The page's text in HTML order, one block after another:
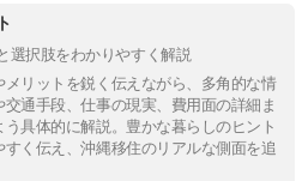
選択肢をわかりやすく解説
リットを鋭く伝えながら、多角的な情
通手段、仕事の現実、費用面の詳細ま
具体的に解説。豊かな暮らしのヒント
く伝え、沖縄移住のリアルな側面を追